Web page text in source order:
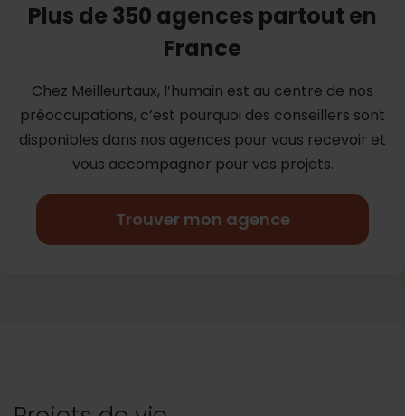
Plus de 350 agences partout en
France
Chez Meilleurtaux, l’humain est au centre de nos
préoccupations, c’est pourquoi des conseillers sont
disponibles dans nos agences pour vous recevoir et
vous accompagner pour vos projets.
Trouver mon agence